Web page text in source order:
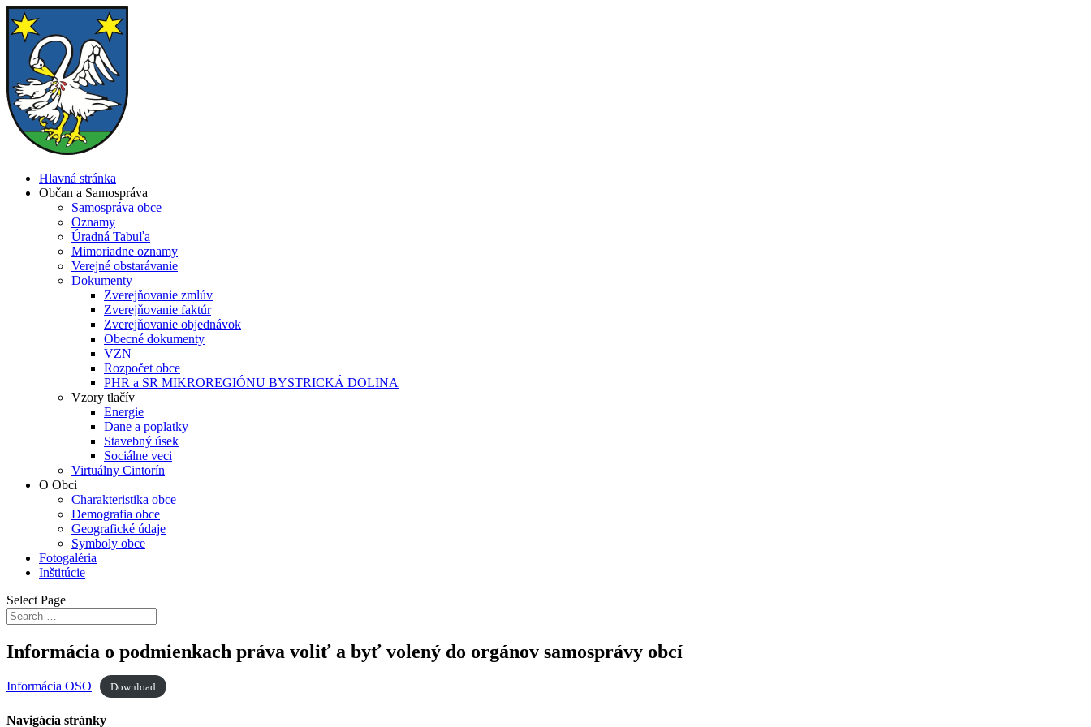
Hlavná stránka
Občan a Samospráva
Samospráva obce
Oznamy
Úradná Tabuľa
Mimoriadne oznamy
Verejné obstarávanie
Dokumenty
Zverejňovanie zmlúv
Zverejňovanie faktúr
Zverejňovanie objednávok
Obecné dokumenty
VZN
Rozpočet obce
PHR a SR MIKROREGIÓNU BYSTRICKÁ DOLINA
Vzory tlačív
Energie
Dane a poplatky
Stavebný úsek
Sociálne veci
Virtuálny Cintorín
O Obci
Charakteristika obce
Demografia obce
Geografické údaje
Symboly obce
Fotogaléria
Inštitúcie
Select Page
Informácia o podmienkach práva voliť a byť volený do orgánov samosprávy obcí
Informácia OSO Download
Navigácia stránky